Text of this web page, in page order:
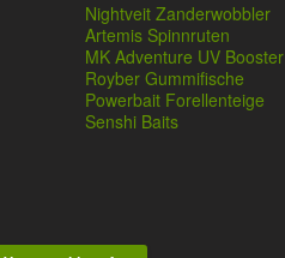
Nightveit Zanderwobbler
Artemis Spinnruten
MK Adventure UV Booster
Royber Gummifische
Powerbait Forellenteige
Senshi Baits